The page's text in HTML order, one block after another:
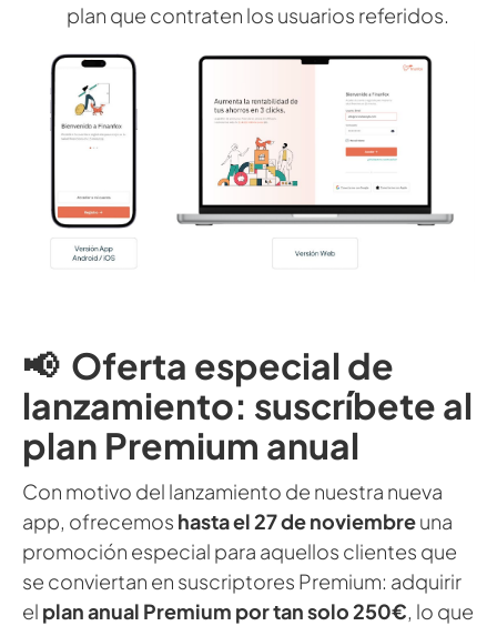
plan que contraten los usuarios referidos.
📢 Oferta especial de
lanzamiento: suscríbete al
plan Premium anual
Con motivo del lanzamiento de nuestra nueva
app, ofrecemos hasta el 27 de noviembreuna
promoción especial para aquellos clientes que
se conviertan en suscriptores Premium: adquirir
el plan anual Premium por tan solo 250€, lo que